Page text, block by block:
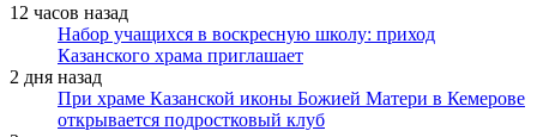
12 часов назад
Набор учащихся в воскресную школу: приход
Казанского храма приглашает
2 дня назад
При храме Казанской иконы Божией Матери в Кемерове
открывается подростковый клуб